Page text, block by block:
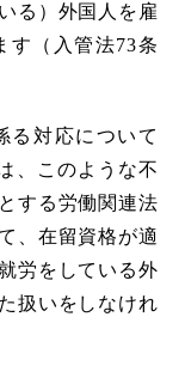
る）外国人を雇
す（入管法73条
る対応について
、このような不
する労働関連法
、在留資格が適
労をしている外
扱いをしなけれ